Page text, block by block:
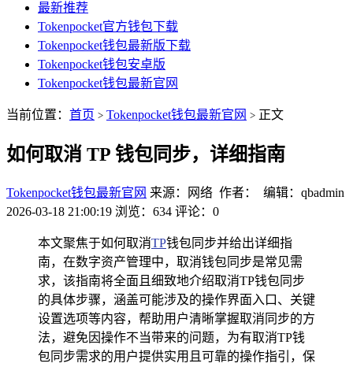
最新推荐
Tokenpocket官方钱包下载
Tokenpocket钱包最新版下载
Tokenpocket钱包安卓版
Tokenpocket钱包最新官网
当前位置： 首页 > Tokenpocket钱包最新官网 > 正文
如何取消 TP 钱包同步，详细指南
Tokenpocket钱包最新官网 来源：网络 作者： 编辑：qbadmin
2026-03-18 21:00:19 浏览：634 评论：0
本文聚焦于如何取消TP钱包同步并给出详细指
南，在数字资产管理中，取消钱包同步是常见需
求，该指南将全面且细致地介绍取消TP钱包同步
的具体步骤，涵盖可能涉及的操作界面入口、关键
设置选项等内容，帮助用户清晰掌握取消同步的方
法，避免因操作不当带来的问题，为有取消TP钱
包同步需求的用户提供实用且可靠的操作指引，保